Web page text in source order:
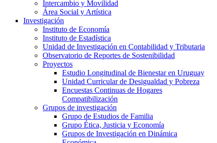
Intercambio y Movilidad
Área Social y Artística
Investigación
Instituto de Economía
Instituto de Estadística
Unidad de Investigación en Contabilidad y Tributaria
Observatorio de Reportes de Sostenibilidad
Proyectos
Estudio Longitudinal de Bienestar en Uruguay
Unidad Curricular de Desigualdad y Pobreza
Encuestas Continuas de Hogares
Compatibilización
Grupos de investigación
Grupo de Estudios de Familia
Grupo Ética, Justicia y Economía
Grupos de Investigación en Dinámica